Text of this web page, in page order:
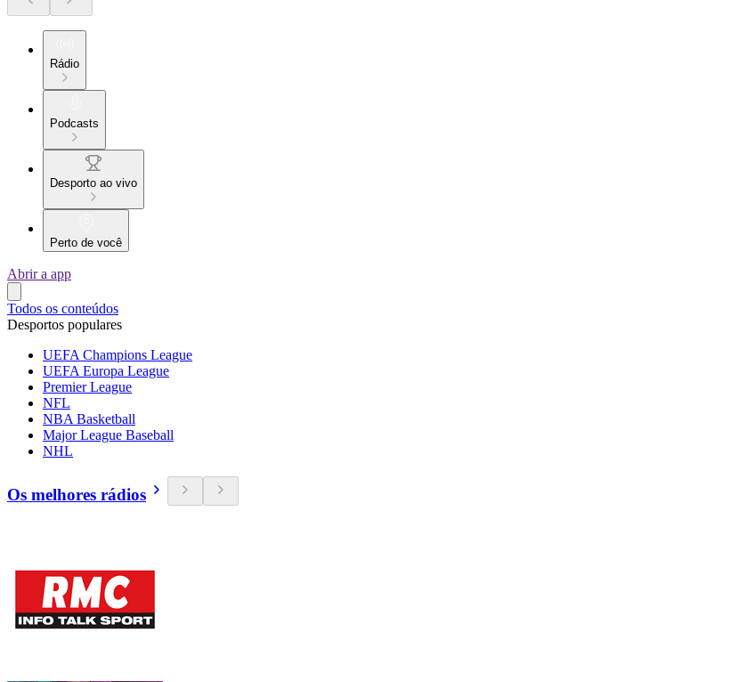
Rádio
Podcasts
Desporto ao vivo
Perto de você
Abrir a app
Todos os conteúdos
Desportos populares
UEFA Champions League
UEFA Europa League
Premier League
NFL
NBA Basketball
Major League Baseball
NHL
Os melhores rádios